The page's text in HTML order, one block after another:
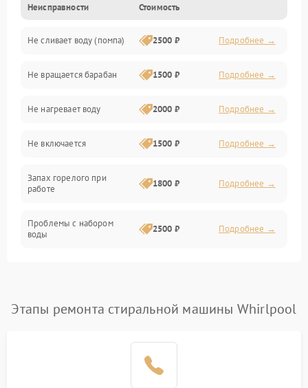
Электропитание
Водоснабжение
Слив
Программное обеспечение
Неисправности Стоимость
Не сливает воду (помпа) 2500 ₽ Подробнее →
Не вращается барабан 1500 ₽ Подробнее →
Не нагревает воду 2000 ₽ Подробнее →
Не включается 1500 ₽ Подробнее →
Запах горелого при
работе
1800 ₽ Подробнее →
Проблемы с набором
воды
2500 ₽ Подробнее →
2200 ₽ Подробнее →
Этапы ремонта стиральной машины Whirlpool